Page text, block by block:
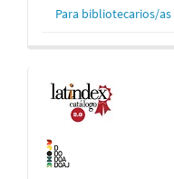
Para bibliotecarios/as
Indexaciones